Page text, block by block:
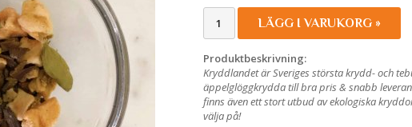
LÄGG I VARUKORG »
Produktbeskrivning:
Kryddlandet är Sveriges största krydd- och
äppelglöggkrydda till bra pris & snabb
finns även ett stort utbud av ekologiska
välja på!